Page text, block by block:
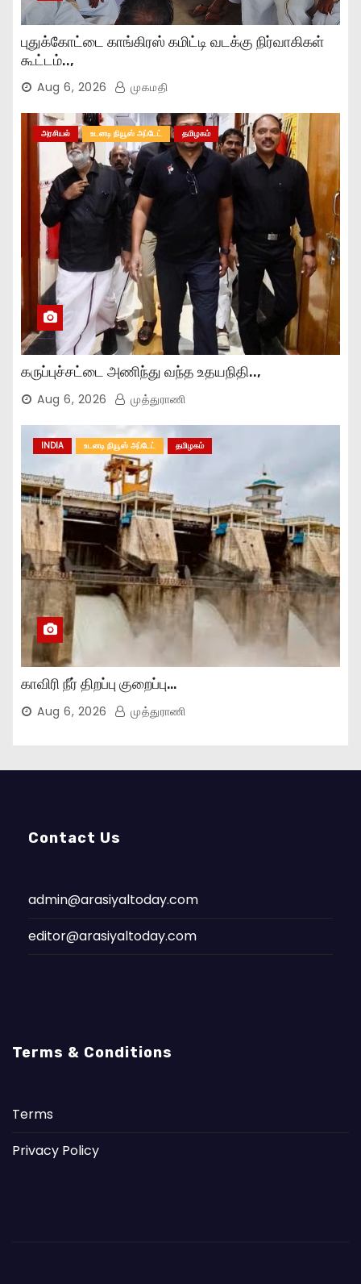
புதுக்கோட்டை காங்கிரஸ் கமிட்டி வடக்கு நிர்வாகிகள்
கூட்டம்..,
Aug 6, 2026 முகமதி
அரசியல் உடனடி நியூஸ் அப்டேட் தமிழகம்
கருப்புச்சட்டை அணிந்து வந்த உதயநிதி..,
Aug 6, 2026 முத்துராணி
INDIA உடனடி நியூஸ் அப்டேட் தமிழகம்
காவிரி நீர் திறப்பு குறைப்பு…
Aug 6, 2026 முத்துராணி
Contact Us
admin@arasiyaltoday.com
editor@arasiyaltoday.com
Terms & Conditions
Terms
Privacy Policy